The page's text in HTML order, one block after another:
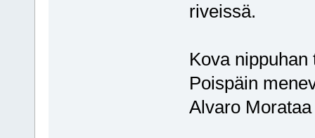
riveissä.
Kova
Poispäin
Alvaro